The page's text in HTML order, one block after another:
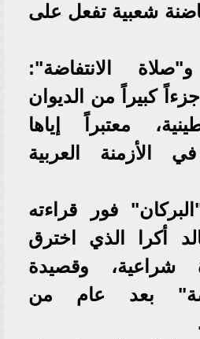
شعبية تفعل على
الانتفاضة":
كبيراً من الديوان
معتبراً إياها
الأزمنة العربية
فور قراءته
أكرا الذي اخترق
شراعية، وقصيدة
بعد عام من